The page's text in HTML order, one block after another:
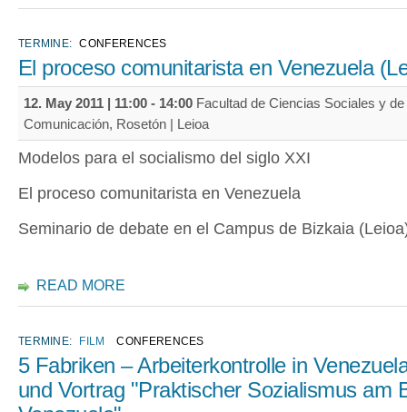
TERMINE: CONFERENCES
El proceso comunitarista en Venezuela
12. May 2011 | 11:00 - 14:00 Facultad de Ciencias Sociales y de
Comunicación, Rosetón | Leioa
Modelos para el socialismo del siglo XXI
El proceso comunitarista en Venezuela
Seminario de debate en el Campus de Bizkaia
READ MORE
TERMINE: FILM CONFERENCES
5 Fabriken – Arbeiterkontrolle in
und Vortrag "Praktischer Sozialismus am